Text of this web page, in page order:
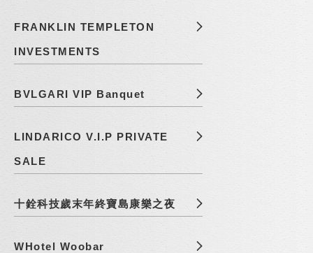
FRANKLIN TEMPLETON
INVESTMENTS
BVLGARI VIP Banquet
LINDARICO V.I.P PRIVATE
SALE
十銓科技歲末年終寶島康樂之夜
WHotel Woobar